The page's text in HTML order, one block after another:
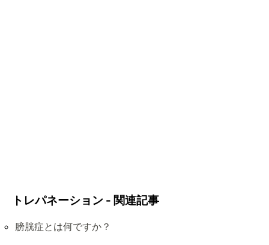
トレパネーション - 関連記事
膀胱症とは何ですか？